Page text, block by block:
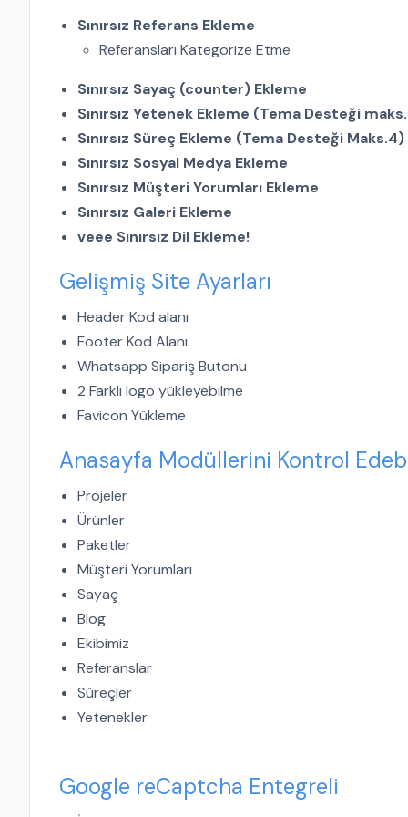
Sınırsız Referans Ekleme
Referansları Kategorize Etme
Sınırsız Sayaç (counter) Ekleme
Sınırsız Yetenek Ekleme (Tema Desteği
Sınırsız Süreç Ekleme (Tema Desteği Maks.4)
Sınırsız Sosyal Medya Ekleme
Sınırsız Müşteri Yorumları Ekleme
Sınırsız Galeri Ekleme
veee Sınırsız Dil Ekleme!
Gelişmiş Site Ayarları
Header Kod alanı
Footer Kod Alanı
Whatsapp Sipariş Butonu
2 Farklı logo yükleyebilme
Favicon Yükleme
Anasayfa Modüllerini Kontrol
Projeler
Ürünler
Paketler
Müşteri Yorumları
Sayaç
Blog
Ekibimiz
Referanslar
Süreçler
Yetenekler
Google reCaptcha Entegreli